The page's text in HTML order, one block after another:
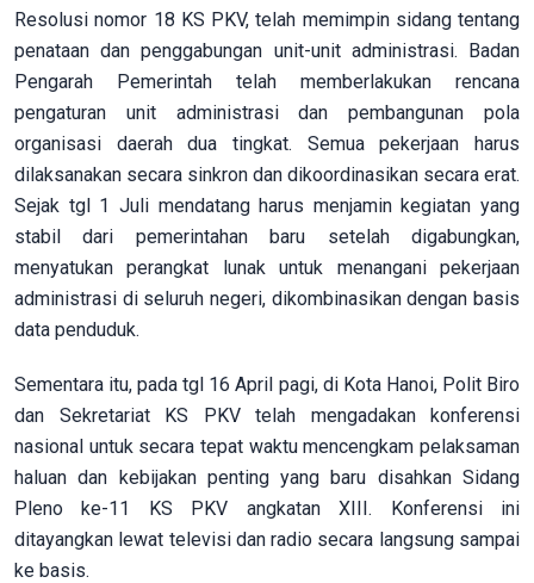
Resolusi nomor 18 KS PKV, telah memimpin sidang tentang
penataan dan penggabungan unit-unit administrasi. Badan
Pengarah Pemerintah telah memberlakukan rencana
pengaturan unit administrasi dan pembangunan pola
organisasi daerah dua tingkat. Semua pekerjaan harus
dilaksanakan secara sinkron dan dikoordinasikan secara erat.
Sejak tgl 1 Juli mendatang harus menjamin kegiatan yang
stabil dari pemerintahan baru setelah digabungkan,
menyatukan perangkat lunak untuk menangani pekerjaan
administrasi di seluruh negeri, dikombinasikan dengan basis
data penduduk.
Sementara itu, pada tgl 16 April pagi, di Kota Hanoi, Polit Biro
dan Sekretariat KS PKV telah mengadakan konferensi
nasional untuk secara tepat waktu mencengkam pelaksaman
haluan dan kebijakan penting yang baru disahkan Sidang
Pleno ke-11 KS PKV angkatan XIII. Konferensi ini
ditayangkan lewat televisi dan radio secara langsung sampai
ke basis.